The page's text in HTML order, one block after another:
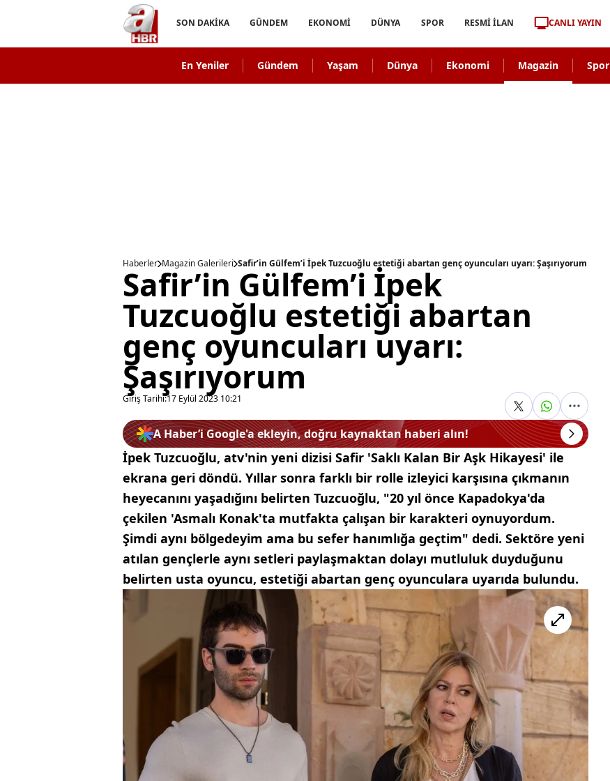
SON DAKİKA GÜNDEM EKONOMİ DÜNYA SPOR RESMİ İLAN CANLI YAYIN
En Yeniler Gündem Yaşam Dünya Ekonomi Magazin Spor
Haberler Magazin Galerileri Safir’in Gülfem’i İpek Tuzcuoğlu estetiği abartan genç oyuncuları uyarı: Şaşırıyorum
Safir’in Gülfem’i İpek
Tuzcuoğlu estetiği abartan
genç oyuncuları uyarı:
Şaşırıyorum
Giriş Tarihi:17 Eylül 2023 10:21
A Haber’i Google'a ekleyin, doğru kaynaktan haberi alın!
İpek Tuzcuoğlu, atv'nin yeni dizisi Safir 'Saklı Kalan Bir Aşk Hikayesi' ile
ekrana geri döndü. Yıllar sonra farklı bir rolle izleyici karşısına çıkmanın
heyecanını yaşadığını belirten Tuzcuoğlu, "20 yıl önce Kapadokya'da
çekilen 'Asmalı Konak'ta mutfakta çalışan bir karakteri oynuyordum.
Şimdi aynı bölgedeyim ama bu sefer hanımlığa geçtim" dedi. Sektöre yeni
atılan gençlerle aynı setleri paylaşmaktan dolayı mutluluk duyduğunu
belirten usta oyuncu, estetiği abartan genç oyunculara uyarıda bulundu.